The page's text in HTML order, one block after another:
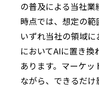
の普及による当社
時点では、想定の範
いずれ当社の領域
においてAIに置き
あります。マーケ
ながら、できるだ